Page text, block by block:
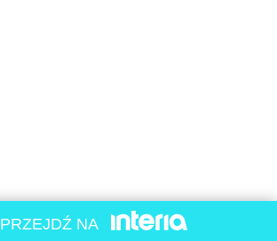
PRZEJDŹ NA